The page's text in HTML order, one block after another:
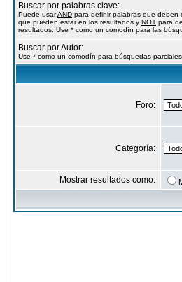
Buscar por palabras clave:
Puede usarAND para definir palabras que deben
que pueden estar en los resultados y NOT para
resultados. Use * como un comodín para las
Buscar por Autor:
Use * como un comodín para búsquedas parciales
Foro:
Categoría:
Mostrar resultados como: